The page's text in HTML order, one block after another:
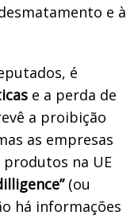
e à
é
e a perda de
a proibição
as empresas
na UE
(ou
há informações